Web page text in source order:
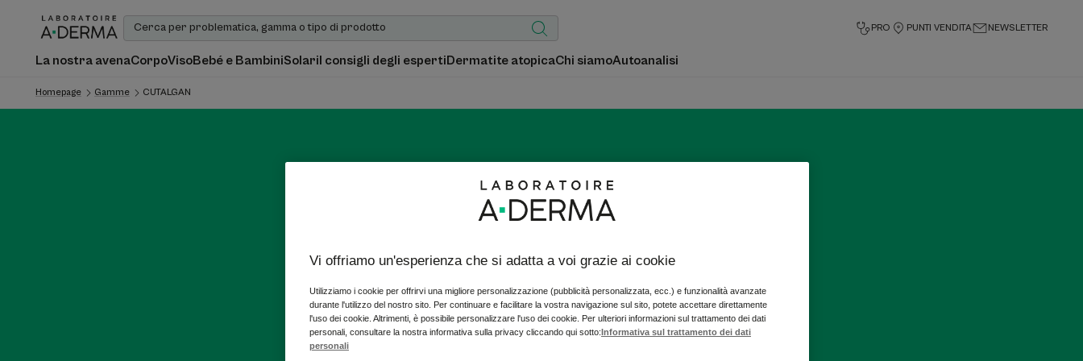
PRO PUNTI VENDITA NEWSLETTER
La nostra avenaCorpoVisoBebé e BambiniSolariI consigli degli espertiDermatite atopicaChi siamoAutoanalisi
Homepage Gamme CUTALGAN
CUTALGAN
Per le sensazioni di fastidio della pelle
Vi offriamo un'esperienza che si adatta a voi grazie ai cookie
Utilizziamo i cookie per offrirvi una migliore personalizzazione (pubblicità personalizzata, ecc.) e funzionalità avanzate
durante l'utilizzo del nostro sito. Per continuare e facilitare la vostra navigazione sul sito, potete accettare direttamente
l'uso dei cookie. Altrimenti, è possibile personalizzare l'uso dei cookie. Per ulteriori informazioni sul trattamento dei dati
personali, consultare la nostra informativa sulla privacy cliccando qui sotto:Informativa sul trattamento dei dati
personali